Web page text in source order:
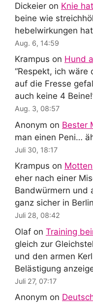
Dickeier on Knie
beine wie
hebelwirkungen
Aug. 6, 14:59
Krampus on Hund
“Respekt, ich wäre
auf die Fresse
auch keine 4 Beine!
Aug. 3, 08:57
Anonym on Bester
man einen Peni…
Juli 30, 18:17
Krampus on
eher nach einer
Bandwürmern und
ganz sicher in
Juli 28, 08:42
Olaf on Training
gleich zur
und den armen
Belästigung
Juli 27, 07:17
Anonym on